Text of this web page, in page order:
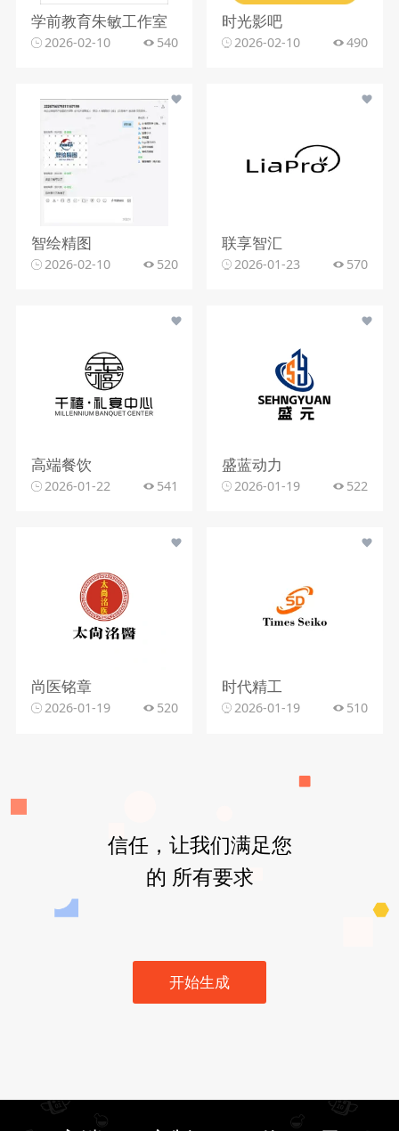
学前教育朱敏工作室
2026-02-10 540
时光影吧
2026-02-10 490
智绘精图
2026-02-10 520
联享智汇
2026-01-23 570
高端餐饮
2026-01-22 541
盛蓝动力
2026-01-19 522
尚医铭章
2026-01-19 520
时代精工
2026-01-19 510
信任，让我们满足您
的 所有要求
开始生成